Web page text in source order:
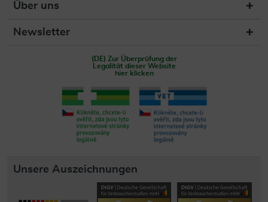
Über uns
Newsletter
(DE) Zur Überprüfung der
Legalität dieser Website
hier klicken
Unsere Auszeichnungen